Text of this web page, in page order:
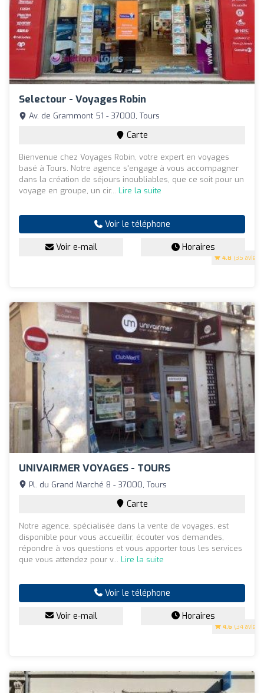
Selectour - Voyages Robin
4.8 (35 avis)
Av. de Grammont 51 - 37000, Tours
Carte
Bienvenue chez Voyages Robin, votre expert en voyages
basé à Tours. Notre agence s'engage à vous accompagner
dans la création de séjours inoubliables, que ce soit pour un
voyage en groupe, un cir... Lire la suite
Voir le téléphone
Voir e-mail Horaires
UNIVAIRMER VOYAGES - TOURS
4.6 (34 avis)
Pl. du Grand Marché 8 - 37000, Tours
Carte
Notre agence, spécialisée dans la vente de voyages, est
disponible pour vous accueillir, écouter vos demandes,
répondre à vos questions et vous apporter tous les services
que vous attendez pour v... Lire la suite
Voir le téléphone
Voir e-mail Horaires